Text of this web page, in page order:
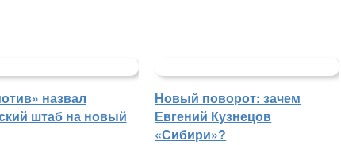
назвал
штаб на новый
Новый поворот: зачем
Евгений Кузнецов
«Сибири»?